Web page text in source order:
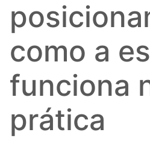
como a
funciona
prática